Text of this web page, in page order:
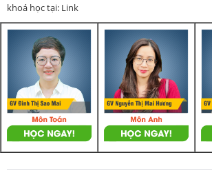
khoá học tại: Link